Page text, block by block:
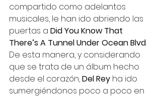
compartido como adelantos
musicales, le han ido abriendo las
puertas a Did You Know That
There’s A Tunnel Under Ocean Blvd.
De esta manera, y considerando
que se trata de un álbum hecho
desde el corazón, Del Rey ha ido
sumergiéndonos poco a poco en